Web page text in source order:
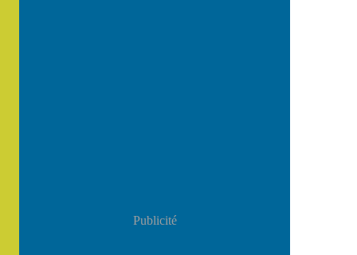
Publicité